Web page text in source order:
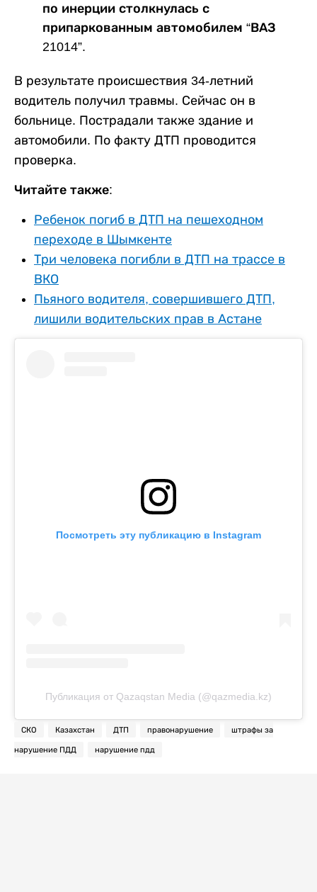
по инерции столкнулась с
припаркованным автомобилем “ВАЗ
21014”.
В результате происшествия 34-летний
водитель получил травмы. Сейчас он в
больнице. Пострадали также здание и
автомобили. По факту ДТП проводится
проверка.
Читайте также:
Ребенок погиб в ДТП на пешеходном
переходе в Шымкенте
Три человека погибли в ДТП на трассе в
ВКО
Пьяного водителя, совершившего ДТП,
лишили водительских прав в Астане
Посмотреть эту публикацию в Instagram
Публикация от Qazaqstan Media (@qazmedia.kz)
СКО Казахстан ДТП правонарушение штрафы за
нарушение ПДД нарушение пдд